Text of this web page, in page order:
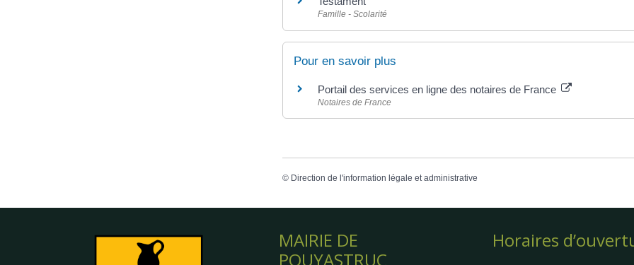
Famille - Scolarité
Pour en savoir plus
Portail des services en ligne des notaires de France
Notaires de France
© Direction de l'information légale et administrative
MAIRIE DE
POUYASTRUC
Horaires